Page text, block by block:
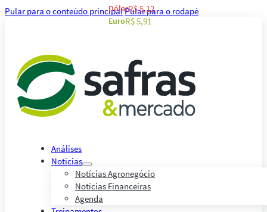
Pular para o conteúdo principalPular para o rodapé
Análises
Notícias
Notícias Agronegócio
Notícias Financeiras
Agenda
DólarR$ 5,12
EuroR$ 5,91